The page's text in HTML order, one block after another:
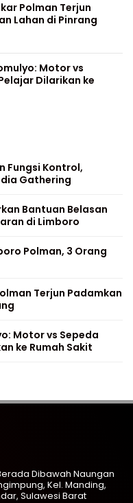
Polman Terjun
Lahan di Pinrang
Motor vs
Dilarikan ke
Fungsi Kontrol,
Gathering
Bantuan Belasan
di Limboro
Polman, 3 Orang
Terjun Padamkan
Motor vs Sepeda
ke Rumah Sakit
Dibawah Naungan
Kel. Manding,
Sulawesi Barat